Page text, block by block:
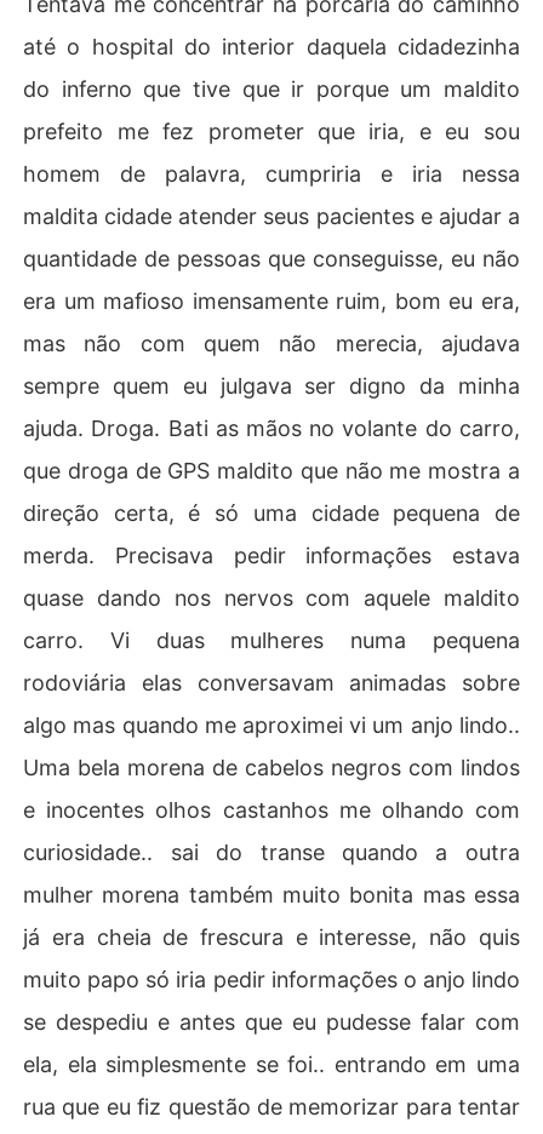
isso.. querem saber mais?! Venha comigo então..
até o hospital do interior daquela cidadezinha
do inferno que tive que ir porque um maldito
prefeito me fez prometer que iria, e eu sou
homem de palavra, cumpriria e iria nessa
maldita cidade atender seus pacientes e ajudar a
quantidade de pessoas que conseguisse, eu não
era um mafioso imensamente ruim, bom eu era,
mas não com quem não merecia, ajudava
sempre quem eu julgava ser digno da minha
ajuda. Droga. Bati as mãos no volante do carro,
que droga de GPS maldito que não me mostra a
direção certa, é só uma cidade pequena de
merda. Precisava pedir informações estava
quase dando nos nervos com aquele maldito
carro. Vi duas mulheres numa pequena
rodoviária elas conversavam animadas sobre
algo mas quando me aproximei vi um anjo lindo..
Uma bela morena de cabelos negros com lindos
e inocentes olhos castanhos me olhando com
curiosidade.. sai do transe quando a outra
mulher morena também muito bonita mas essa
já era cheia de frescura e interesse, não quis
muito papo só iria pedir informações o anjo lindo
se despediu e antes que eu pudesse falar com
ela, ela simplesmente se foi.. entrando em uma
rua que eu fiz questão de memorizar para tentar